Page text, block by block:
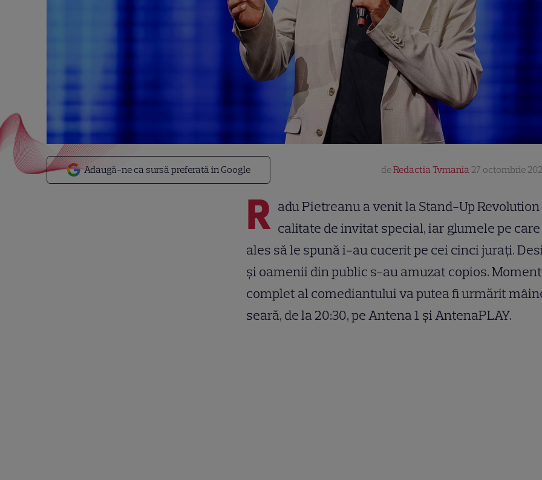
Adaugă-ne ca sursă preferată în Google deRedactia Tvmania 27 octombrie
R adu Pietreanu a venit la Stand-Up
calitate de invitat special, iar glumele pe care
ales să le spună i-au cucerit pe cei cinci jurați.
și oamenii din public s-au amuzat copios.
complet al comediantului va putea fi urmărit
seară, de la 20:30, pe Antena 1 și AntenaPLAY.